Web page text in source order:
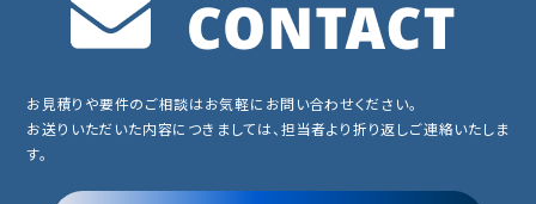
お見積りや要件のご相談はお気軽にお問い合わせください。
お送りいただいた内容につきましては、担当者より折り返しご連絡いたしま
す。